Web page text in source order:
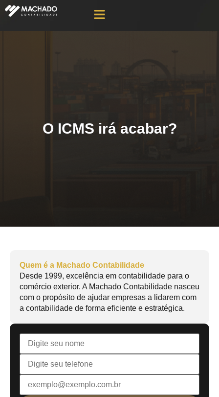
O ICMS irá acabar?
Quem é a Machado Contabilidade
Desde 1999, excelência em contabilidade para o
comércio exterior. A Machado Contabilidade nasceu
com o propósito de ajudar empresas a lidarem com
a contabilidade de forma eficiente e estratégica.